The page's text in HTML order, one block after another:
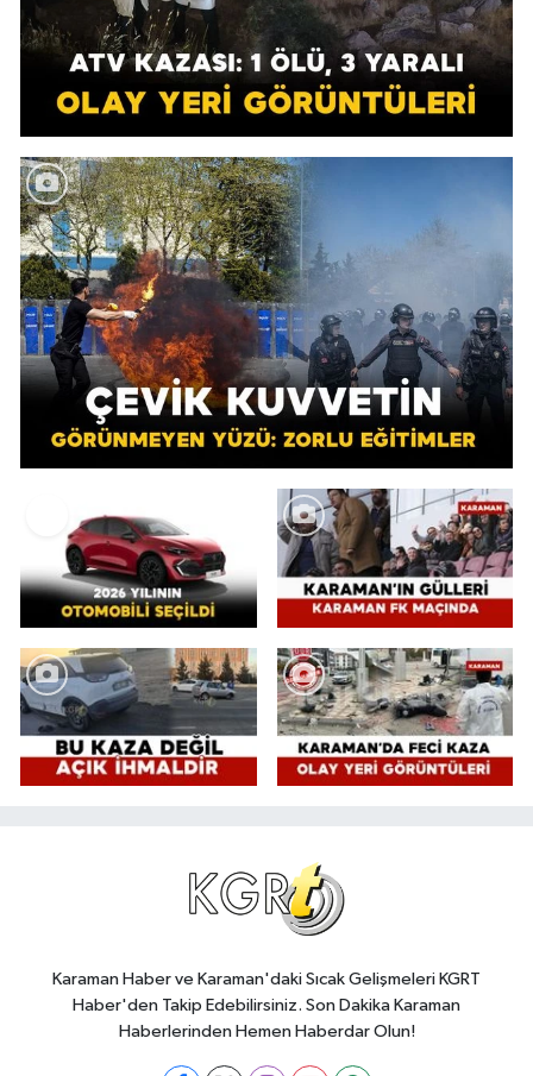
Karaman Haber ve Karaman'daki Sıcak Gelişmeleri KGRT
Haber'den Takip Edebilirsiniz. Son Dakika Karaman
Haberlerinden Hemen Haberdar Olun!